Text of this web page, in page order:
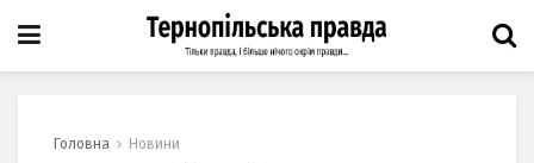
Головна Новини